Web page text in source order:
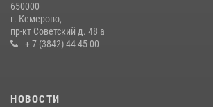
гипермаркета товары на 13 тысяч рублей (ВИДЕО)
16 июля 2026, 06:43
650000
г. Кемерово,
пр-кт Советский д. 48 а
+ 7 (3842) 44-45-00
НОВОСТИ